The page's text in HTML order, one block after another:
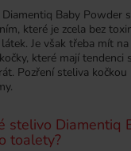
Baby Powder
které je zcela bez
Je však třeba mít
které mají tendenci
Pozření steliva
stelivo Diamentiq
toalety?